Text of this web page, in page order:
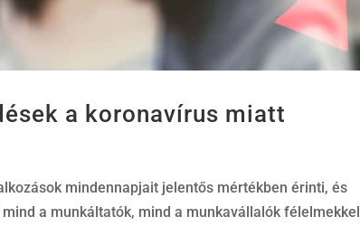
a koronavírus miatt
mindennapjait jelentős mértékben érinti, és
a munkáltatók, mind a munkavállalók félelmekkel